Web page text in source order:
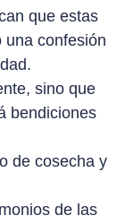
que estas
una confesión
sino que
bendiciones
de cosecha y
de las